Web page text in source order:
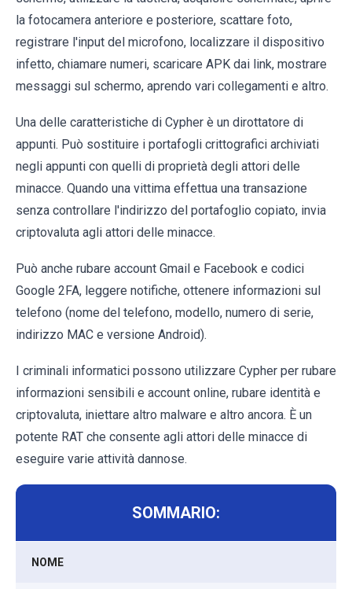
la fotocamera anteriore e posteriore, scattare foto,
registrare l'input del microfono, localizzare il dispositivo
infetto, chiamare numeri, scaricare APK dai link, mostrare
messaggi sul schermo, aprendo vari collegamenti e altro.
Una delle caratteristiche di Cypher è un dirottatore di
appunti. Può sostituire i portafogli crittografici archiviati
negli appunti con quelli di proprietà degli attori delle
minacce. Quando una vittima effettua una transazione
senza controllare l'indirizzo del portafoglio copiato, invia
criptovaluta agli attori delle minacce.
Può anche rubare account Gmail e Facebook e codici
Google 2FA, leggere notifiche, ottenere informazioni sul
telefono (nome del telefono, modello, numero di serie,
indirizzo MAC e versione Android).
I criminali informatici possono utilizzare Cypher per rubare
informazioni sensibili e account online, rubare identità e
criptovaluta, iniettare altro malware e altro ancora. È un
potente RAT che consente agli attori delle minacce di
eseguire varie attività dannose.
SOMMARIO:
NOME